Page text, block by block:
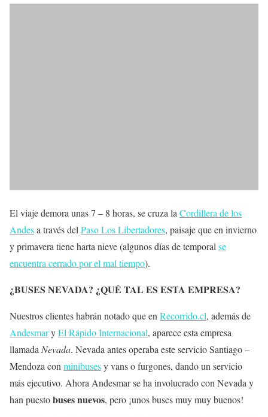
El viaje demora unas 7 – 8 horas, se cruza la Cordillera de los
Andesa través del Paso Los Libertadores, paisaje que en invierno
y primavera tiene harta nieve (algunos días de temporal se
encuentra cerrado por el mal tiempo).
¿BUSES NEVADA? ¿QUÉ TAL ES ESTA EMPRESA?
Nuestros clientes habrán notado que en Recorrido.cl, además de
AndesmaryEl Rápido Internacional, aparece esta empresa
llamada Nevada. Nevada antes operaba este servicio Santiago –
Mendoza con minibusesy vans o furgones, dando un servicio
más ejecutivo. Ahora Andesmar se ha involucrado con Nevada y
han puestobuses nuevos, pero ¡unos buses muy muy buenos!